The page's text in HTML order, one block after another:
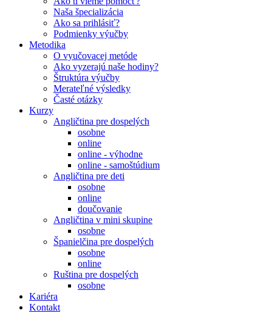
Naša špecializácia
Ako sa prihlásiť?
Podmienky výučby
Metodika
O vyučovacej metóde
Ako vyzerajú naše hodiny?
Štruktúra výučby
Merateľné výsledky
Časté otázky
Kurzy
Angličtina pre dospelých
osobne
online
online - výhodne
online - samoštúdium
Angličtina pre deti
osobne
online
doučovanie
Angličtina v mini skupine
osobne
Španielčina pre dospelých
osobne
online
Ruština pre dospelých
osobne
Kariéra
Kontakt